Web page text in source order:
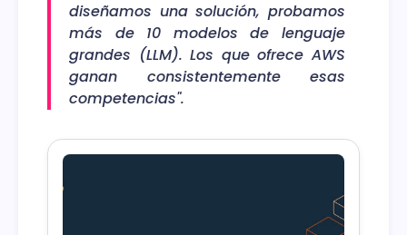
diseñamos una solución, probamos
más de 10 modelos de lenguaje
grandes (LLM). Los que ofrece AWS
ganan consistentemente esas
competencias".